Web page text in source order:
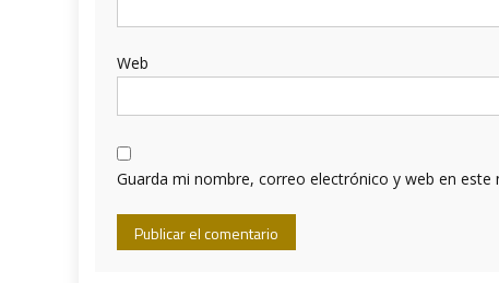
Web
Guarda mi nombre, correo electrónico y web en